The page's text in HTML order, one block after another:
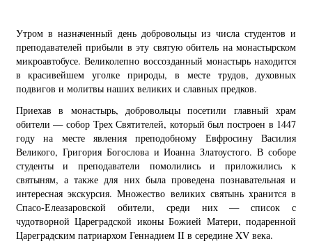
Утром в назначенный день добровольцы из числа студентов и
преподавателей прибыли в эту святую обитель на монастырском
микроавтобусе. Великолепно воссозданный монастырь находится
в красивейшем уголке природы, в месте трудов, духовных
подвигов и молитвы наших великих и славных предков.
Приехав в монастырь, добровольцы посетили главный храм
обители — собор Трех Святителей, который был построен в 1447
году на месте явления преподобному Евфросину Василия
Великого, Григория Богослова и Иоанна Златоустого. В соборе
студенты и преподаватели помолились и приложились к
святыням, а также для них была проведена познавательная и
интересная экскурсия. Множество великих святынь хранится в
Спасо-Елеазаровской обители, среди них — список с
чудотворной Цареградской иконы Божией Матери, подаренной
Цареградским патриархом Геннадием II в середине XV века.